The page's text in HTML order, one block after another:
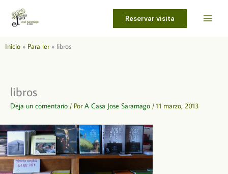
contenido
Reservar visita
Inicio Para ler libros
libros
Deja un comentario / PorA Casa Jose Saramago / 11 marzo, 2013